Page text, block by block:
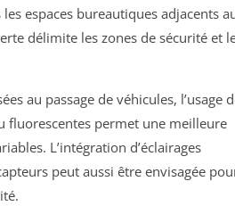
les espaces bureautiques adjacents
délimite les zones de sécurité et
au passage de véhicules, l’usage
fluorescentes permet une meilleure
L’intégration d’éclairages
peut aussi être envisagée